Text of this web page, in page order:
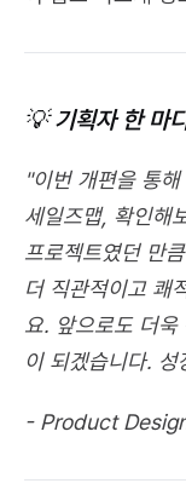
💡 기획자 한 마
"이번 개편을 통
세일즈맵, 확인해
프로젝트였던 만
더 직관적이고 쾌
요. 앞으로도 더욱
이 되겠습니다.
- Product